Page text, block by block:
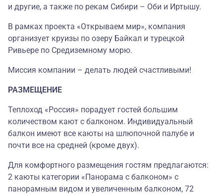
и другие, а также по рекам Сибири – Оби и Иртышу.
В рамках проекта «Открываем мир», компания
организует круизы по озеру Байкал и турецкой
Ривьере по Средиземному морю.
Миссия компании – делать людей счастливыми!
РАЗМЕЩЕНИЕ
Теплоход «Россия» порадует гостей большим
количеством кают с балконом. Индивидуальный
балкон имеют все каюты на шлюпочной палубе и
почти все на средней (кроме двух).
Для комфортного размещения гостям предлагаются:
2 каюты категории «Панорама с балконом» с
панорамным видом и увеличенным балконом, 72